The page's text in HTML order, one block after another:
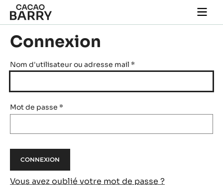
Skip to main content
main
Connexion
Nom d'utilisateur ou adresse mail *
Mot de passe *
Vous avez oublié votre mot de passe ?